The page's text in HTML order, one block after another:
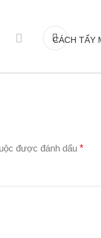
CÁCH TẨY
được đánh dấu *